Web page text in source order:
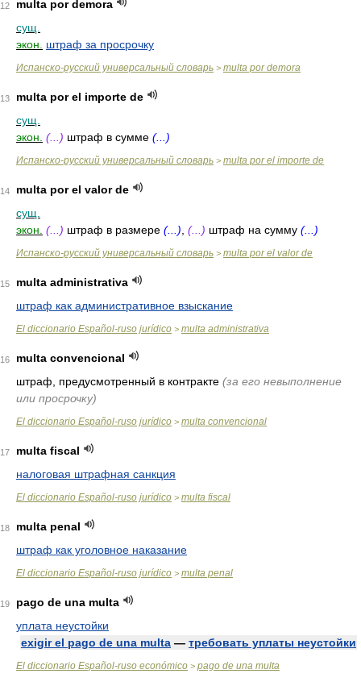
12
multa por demora
сущ.
экон.
штраф за просрочку
Испанско-русский универсальный словарь > multa por demora
13
multa por el importe de
сущ.
экон. (...) штраф в сумме (...)
Испанско-русский универсальный словарь > multa por el importe de
14
multa por el valor de
сущ.
экон. (...) штраф в размере (...) (...) штраф на сумму (...)
Испанско-русский универсальный словарь > multa por el valor de
15
multa administrativa
штраф как административное взыскание
El diccionario Español-ruso jurídico > multa administrativa
16
multa convencional
штраф, предусмотренный в контракте (за его невыполнение
или просрочку)
El diccionario Español-ruso jurídico > multa convencional
17
multa fiscal
налоговая штрафная санкция
El diccionario Español-ruso jurídico > multa fiscal
18
multa penal
штраф как уголовное наказание
El diccionario Español-ruso jurídico > multa penal
19
pago de una multa
уплата неустойки
exigir el pago de una multa — требовать уплаты неустойки
El diccionario Español-ruso económico > pago de una multa